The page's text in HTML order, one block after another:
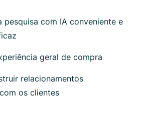
pesquisa com IA conveniente e
geral de compra
relacionamentos
os clientes